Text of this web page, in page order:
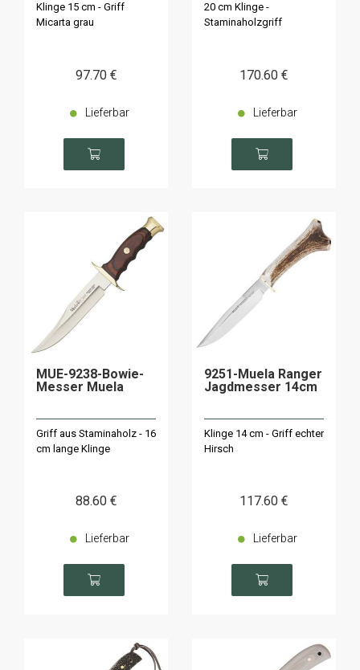
Klinge 15 cm - Griff
Micarta grau
97.70 €
Lieferbar
20 cm Klinge -
Staminaholzgriff
170.60 €
Lieferbar
MUE-9238-Bowie-
Messer Muela
Griff aus Staminaholz - 16
cm lange Klinge
88.60 €
Lieferbar
9251-Muela Ranger
Jagdmesser 14cm
Klinge 14 cm - Griff echter
Hirsch
117.60 €
Lieferbar